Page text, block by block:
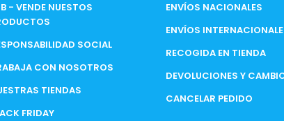
- VENDE NUESTOS
SOCIAL
CON NOSOTROS
TIENDAS
FRIDAY
ENVÍOS NACIONALES
ENVÍOS
RECOGIDA EN TIENDA
DEVOLUCIONES Y
CANCELAR PEDIDO